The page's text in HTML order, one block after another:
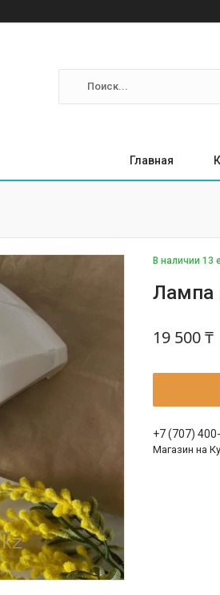
Главная
В наличии 13
Лампа
19 500 ₸
+7 (707)
Магазин на